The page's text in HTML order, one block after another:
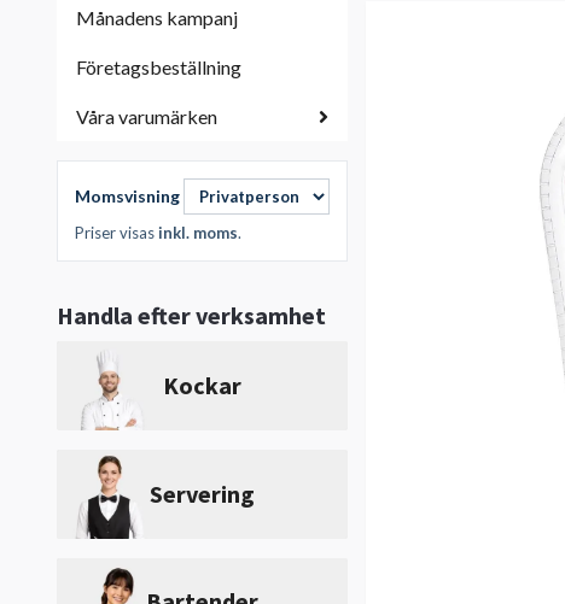
Månadens kampanj
Företagsbeställning
Våra varumärken
Momsvisning
Priser visasinkl. moms.
Handla efter verksamhet
Kockar
Servering